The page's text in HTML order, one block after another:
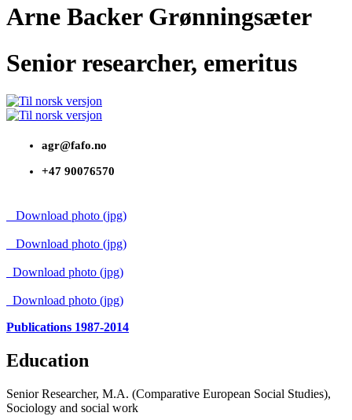
Arne Backer Grønningsæter
Senior researcher, emeritus
agr@fafo.no
+47 90076570
Download photo (jpg)
Download photo (jpg)
Download photo (jpg)
Download photo (jpg)
Publications 1987-2014
Education
Senior Researcher, M.A. (Comparative European Social Studies),
Sociology and social work